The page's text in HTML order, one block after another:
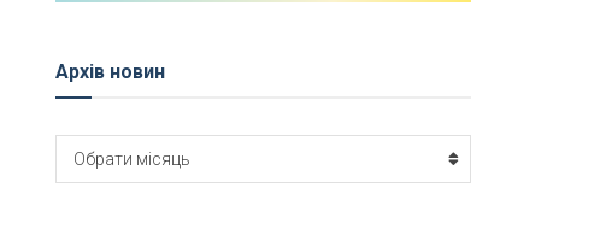
Архів новин
Архів
новин
Обрати місяць